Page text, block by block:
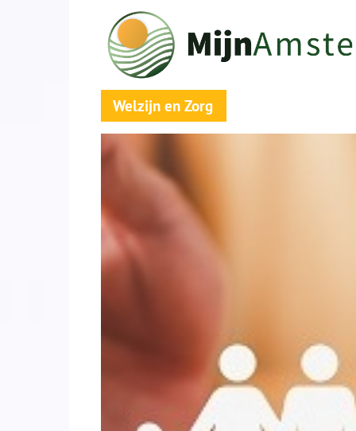
Welzijn en Zorg